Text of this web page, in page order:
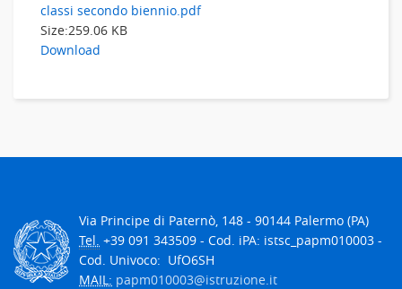
classi secondo biennio.pdf
Size:259.06 KB
Download
Via Principe di Paternò, 148 - 90144 Palermo (PA)
Tel. +39 091 343509 - Cod. iPA: istsc_papm010003 -
Cod. Univoco: UfO6SH
MAIL: papm010003@istruzione.it